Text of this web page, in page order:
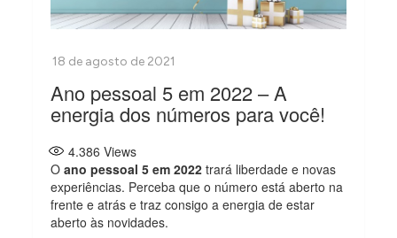
Ano pessoal 5 em 2022 – A
energia dos números para você!
4.386 Views
Oano pessoal 5 em 2022 trará liberdade e novas
experiências. Perceba que o número está aberto na
frente e atrás e traz consigo a energia de estar
aberto às novidades.